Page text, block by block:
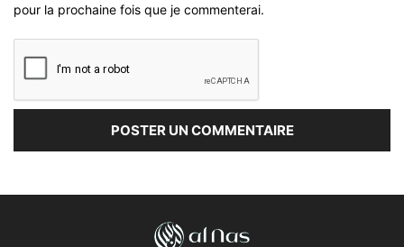
pour la prochaine fois que je commenterai.